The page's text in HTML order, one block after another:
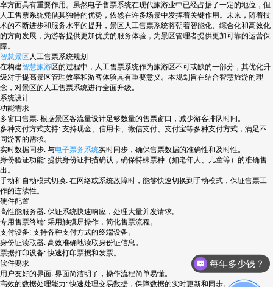
率方面具有重要作用。虽然电子售票系统在现代旅游业中已经占据了一定的地位，但
人工售票系统凭借其独特的优势，依然在许多场景中发挥着关键作用。未来，随着技
术的不断进步和服务水平的提升，景区人工售票系统将朝着智能化、综合化和高效化
的方向发展，为游客提供更加优质的服务体验，为景区管理者提供更加可靠的运营保
障。
智慧景区 人工售票系统规划
在构建智慧旅游区的过程中，人工售票系统作为旅游区不可或缺的一部分，其优化升
级对于提高景区管理效率和游客体验具有重要意义。本规划旨在结合智慧旅游的理
念，对景区的人工售票系统进行全面升级。
系统设计
功能需求
多窗口售票: 根据景区客流量设计足够数量的售票窗口，减少游客排队时间。
多种支付方式支持: 支持现金、信用卡、微信支付、支付宝等多种支付方式，满足不
同游客的需求。
实时数据同步: 与电子票务系统实时同步，确保售票数据的准确性和及时性。
身份验证功能: 提供身份证扫描确认，确保特殊票种（如老年人、儿童等）的准确售
出。
手动和自动模式切换: 在网络或系统故障时，能够快速切换到手动模式，保证售票工
作的连续性。
硬件配置
高性能服务器: 保证系统快速响应，处理大量并发请求。
专用售票终端: 采用触摸屏操作，简化售票流程。
支付设备: 支持各种支付方式的终端设备。
身份证读取器: 高效准确地读取身份证信息。
票据打印设备: 快速打印票据和发票。
软件要求
用户友好的界面: 界面简洁明了，操作流程简单易懂。
高效的数据处理能力: 快速处理交易数据，保障数据的实时更新和同步。
每年多少钱？